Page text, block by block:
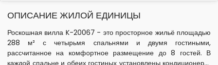
ОПИСАНИЕ ЖИЛОЙ ЕДИНИЦЫ
Роскошная вилла K-20067 - это просторное жильё площадью
288 м² с четырьмя спальнями и двумя гостиными,
рассчитанное на комфортное размещение до 8 гостей. В
каждой спальне и обеих гостиных установлены кондиционеры,